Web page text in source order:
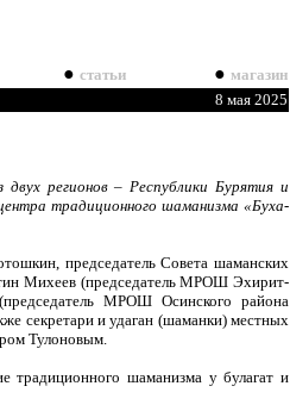
● статьи ● магазин
8 мая 2025
регионов – Республики Бурятия и
традиционного шаманизма «Буха-
председатель Совета шаманских
Михеев (председатель МРОШ Эхирит-
МРОШ Осинского района
секретари и удаган (шаманки) местных
Тулоновым.
традиционного шаманизма у булагат и